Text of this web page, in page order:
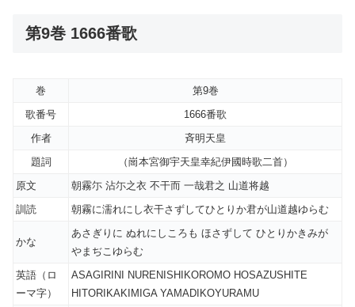
第9巻 1666番歌
巻
第9巻
歌番号
1666番歌
作者
斉明天皇
題詞
（崗本宮御宇天皇幸紀伊國時歌二首）
原文
朝霧尓 沾尓之衣 不干而 一哉君之 山道将越
訓読
朝霧に濡れにし衣干さずしてひとりか君が山道越ゆらむ
かな
あさぎりに ぬれにしころも ほさずして ひとりかきみが
やまぢこゆらむ
英語（ロ
ーマ字）
ASAGIRINI NURENISHIKOROMO HOSAZUSHITE
HITORIKAKIMIGA YAMADIKOYURAMU